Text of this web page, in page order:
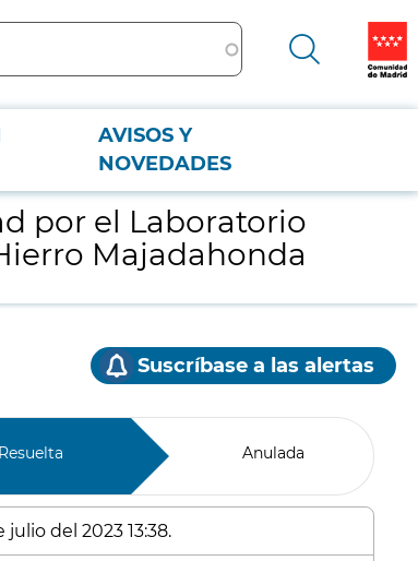
AVISOS Y
NOVEDADES
Majadahonda
por el Laboratorio
Majadahonda
Suscríbase a las alertas
Resuelta Anulada
del 2023 13:38.